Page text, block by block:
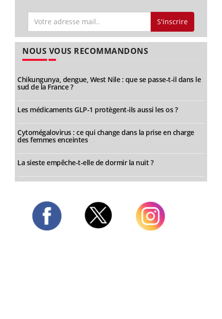
S'inscrire
NOUS VOUS RECOMMANDONS
Chikungunya, dengue, West Nile : que se passe-t-il dans le
sud de la France ?
Les médicaments GLP-1 protègent-ils aussi les os ?
Cytomégalovirus : ce qui change dans la prise en charge
des femmes enceintes
La sieste empêche-t-elle de dormir la nuit ?